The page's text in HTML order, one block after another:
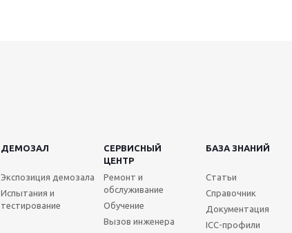
ДЕМОЗАЛ
СЕРВИСНЫЙ
ЦЕНТР
БАЗА ЗНАНИЙ
Экспозиция демозала
Испытания и
тестирование
Ремонт и
обслуживание
Обучение
Вызов инженера
Статьи
Справочник
Документация
ICC-профили